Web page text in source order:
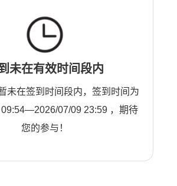
未在有效时间段内
未在签到时间段内，签到时间为
09:54—2026/07/09 23:59 ，期待
您的参与！